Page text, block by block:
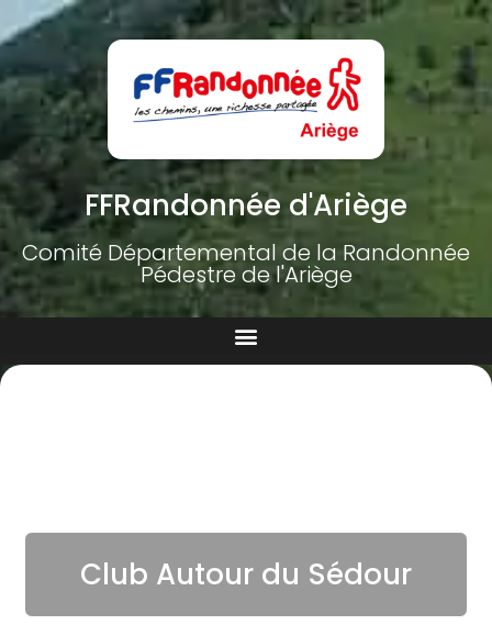
FFRandonnée d'Ariège
Comité Départemental de la Randonnée
Pédestre de l'Ariège
Club Autour du Sédour